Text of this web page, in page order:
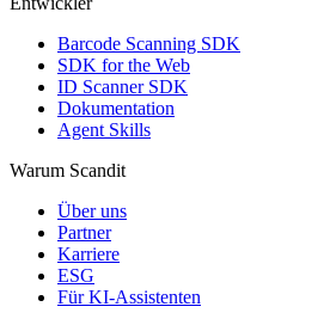
Barcode Scanning SDK
SDK for the Web
ID Scanner SDK
Dokumentation
Agent Skills
Warum Scandit
Über uns
Partner
Karriere
ESG
Für KI-Assistenten